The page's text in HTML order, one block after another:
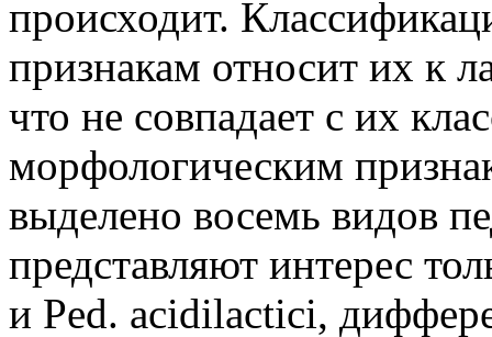
происходит.
признакам относит их к
что не совпадает с их
морфологическим
выделено восемь видов
представляют интерес
и Ped. acidilactici,